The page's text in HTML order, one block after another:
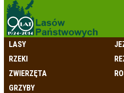
LASY
RZEKI
ZWIERZĘTA
GRZYBY